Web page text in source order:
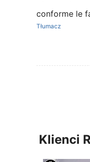
conforme le
Tłumacz
Klienci